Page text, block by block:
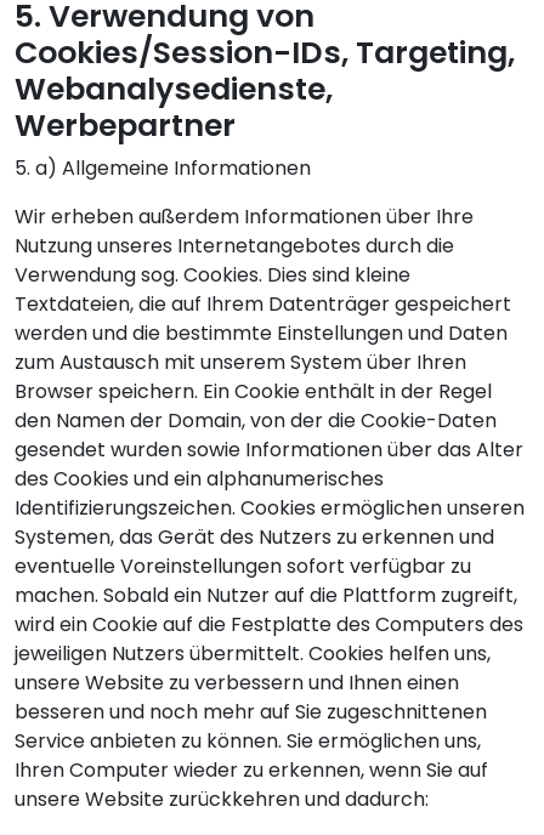
5. Verwendung von
Cookies/Session-IDs, Targeting,
Webanalysedienste,
Werbepartner
5. a) Allgemeine Informationen
Wir erheben außerdem Informationen über Ihre
Nutzung unseres Internetangebotes durch die
Verwendung sog. Cookies. Dies sind kleine
Textdateien, die auf Ihrem Datenträger gespeichert
werden und die bestimmte Einstellungen und Daten
zum Austausch mit unserem System über Ihren
Browser speichern. Ein Cookie enthält in der Regel
den Namen der Domain, von der die Cookie-Daten
gesendet wurden sowie Informationen über das Alter
des Cookies und ein alphanumerisches
Identifizierungszeichen. Cookies ermöglichen unseren
Systemen, das Gerät des Nutzers zu erkennen und
eventuelle Voreinstellungen sofort verfügbar zu
machen. Sobald ein Nutzer auf die Plattform zugreift,
wird ein Cookie auf die Festplatte des Computers des
jeweiligen Nutzers übermittelt. Cookies helfen uns,
unsere Website zu verbessern und Ihnen einen
besseren und noch mehr auf Sie zugeschnittenen
Service anbieten zu können. Sie ermöglichen uns,
Ihren Computer wieder zu erkennen, wenn Sie auf
unsere Website zurückkehren und dadurch: